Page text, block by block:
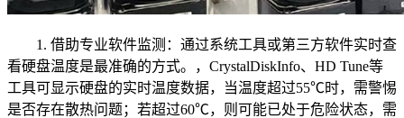
1. 借助专业软件监测：通过系统工具或第三方软件实时查
看硬盘温度是最准确的方式。，CrystalDiskInfo、HD Tune等
工具可显示硬盘的实时温度数据，当温度超过55℃时，需警惕
是否存在散热问题；若超过60℃，则可能已处于危险状态，需